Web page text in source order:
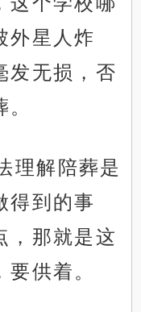
外星人炸
发无损，否
理解陪葬是
得到的事
，那就是这
供着。